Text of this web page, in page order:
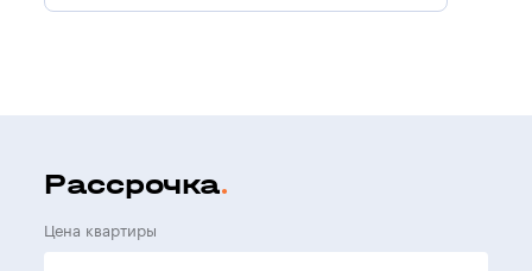
Рассрочка
Цена квартиры